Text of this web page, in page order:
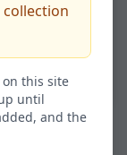
collection
this site
until
and the